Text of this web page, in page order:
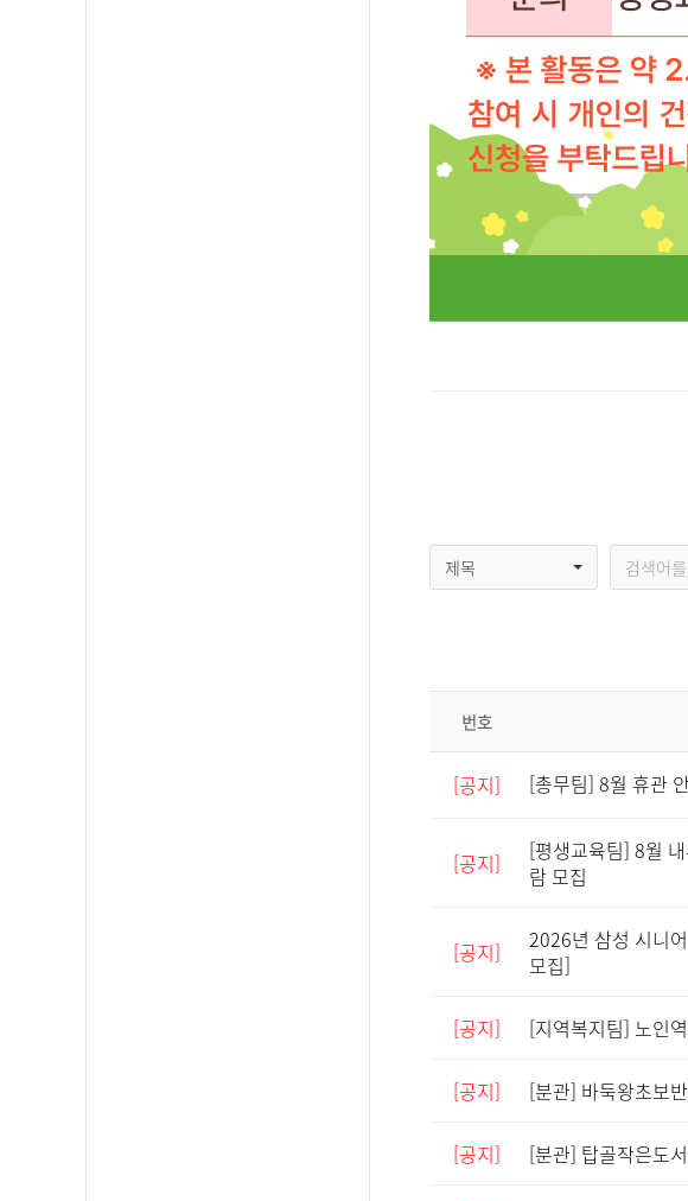
제목
번호
[공지] [총무팀] 8월 휴관
[공지]
[평생교육팀] 8월
람 모집
[공지]
2026년 삼성 시니
모집]
[공지] [지역복지팀] 노인
[공지] [분관] 바둑왕초보
[공지] [분관] 탑골작은도